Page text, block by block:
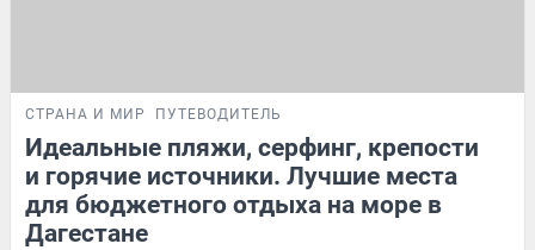
СТРАНА И МИР ПУТЕВОДИТЕЛЬ
Идеальные пляжи, серфинг, крепости
и горячие источники. Лучшие места
для бюджетного отдыха на море в
Дагестане